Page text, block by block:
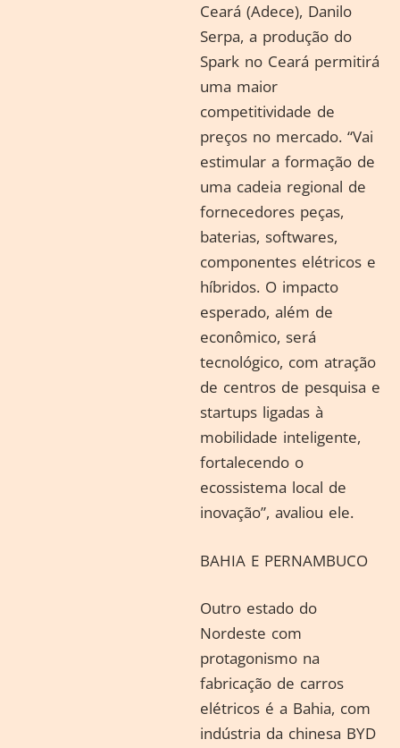
Ceará (Adece), Danilo
Serpa, a produção do
Spark no Ceará permitirá
uma maior
competitividade de
preços no mercado. “Vai
estimular a formação de
uma cadeia regional de
fornecedores peças,
baterias, softwares,
componentes elétricos e
híbridos. O impacto
esperado, além de
econômico, será
tecnológico, com atração
de centros de pesquisa e
startups ligadas à
mobilidade inteligente,
fortalecendo o
ecossistema local de
inovação”, avaliou ele.
BAHIA E PERNAMBUCO
Outro estado do
Nordeste com
protagonismo na
fabricação de carros
elétricos é a Bahia, com
indústria da chinesa BYD